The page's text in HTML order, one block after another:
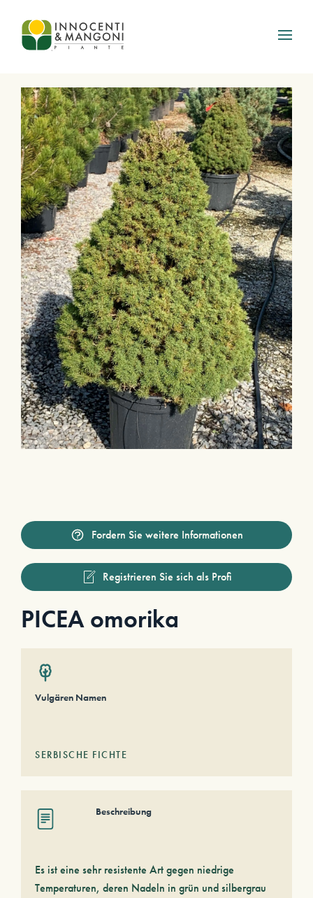
Skip to main content
Fordern Sie weitere Informationen
Registrieren Sie sich als Profi
PICEA omorika
Vulgären Namen
SERBISCHE FICHTE
Beschreibung
Es ist eine sehr resistente Art gegen niedrige
Temperaturen, deren Nadeln in grün und silbergrau